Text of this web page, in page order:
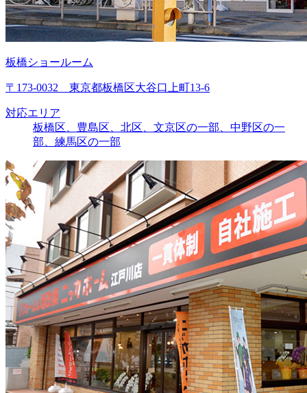
板橋ショールーム
〒173-0032 東京都板橋区大谷口上町13-6
対応エリア
板橋区、豊島区、北区、文京区の一部、中野区の一
部、練馬区の一部